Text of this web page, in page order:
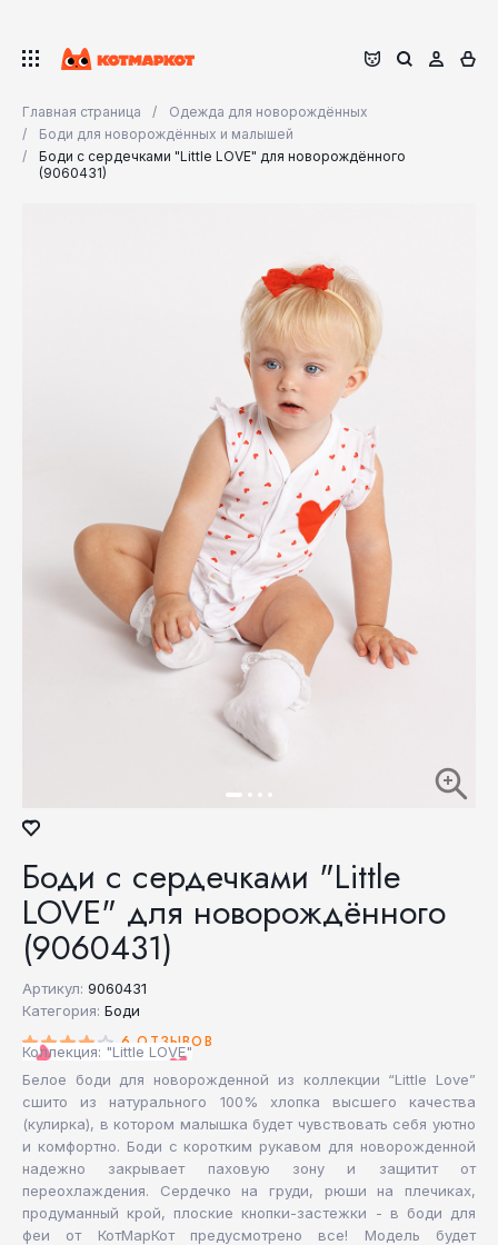
Главная страница
Одежда для новорождённых
Боди для новорождённых и малышей
Боди с сердечками "Little LOVE" для новорождённого
(9060431)
Боди с сердечками "Little
LOVE" для новорождённого
(9060431)
Артикул: 9060431
Категория: Боди
6 ОТЗЫВОВ
Коллекция: "Little LOVE"
Белое боди для новорожденной из коллекции “Little Love”
сшито из натурального 100% хлопка высшего качества
(кулирка), в котором малышка будет чувствовать себя уютно
и комфортно. Боди с коротким рукавом для новорожденной
надежно закрывает паховую зону и защитит от
переохлаждения. Сердечко на груди, рюши на плечиках,
продуманный крой, плоские кнопки-застежки - в боди для
феи от КотМарКот предусмотрено все! Модель будет